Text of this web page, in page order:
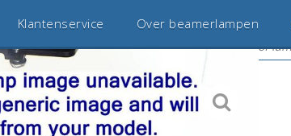
Klantbeoordeling 9,0
Bekijk alle 1000+ reviews
Klantenservice Over beamerlampen
20 jaar betrouwbaar en ervaren